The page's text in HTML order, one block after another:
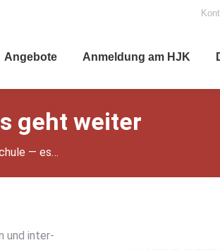
Ange­bo­te Anmel­dung am HJK
geht wei­ter
— es…
und inter­